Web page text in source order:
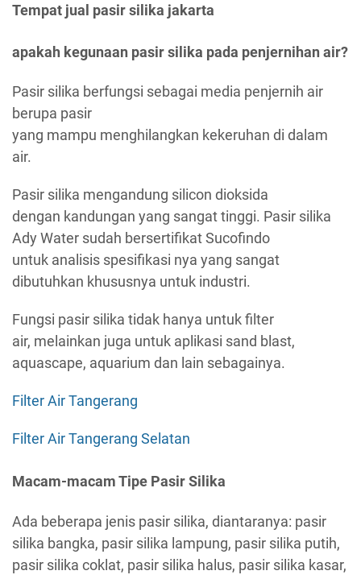
Tempat jual pasir silika jakarta
apakah kegunaan pasir silika pada penjernihan air?
Pasir silika berfungsi sebagai media penjernih air
berupa pasir
yang mampu menghilangkan kekeruhan di dalam
air.
Pasir silika mengandung silicon dioksida
dengan kandungan yang sangat tinggi. Pasir silika
Ady Water sudah bersertifikat Sucofindo
untuk analisis spesifikasi nya yang sangat
dibutuhkan khususnya untuk industri.
Fungsi pasir silika tidak hanya untuk filter
air, melainkan juga untuk aplikasi sand blast,
aquascape, aquarium dan lain sebagainya.
Filter Air Tangerang
Filter Air Tangerang Selatan
Macam-macam Tipe Pasir Silika
Ada beberapa jenis pasir silika, diantaranya: pasir
silika bangka, pasir silika lampung, pasir silika putih,
pasir silika coklat, pasir silika halus, pasir silika kasar,